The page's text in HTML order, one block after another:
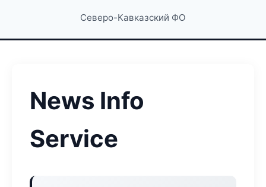
Северо-Кавказский ФО
News Info
Service